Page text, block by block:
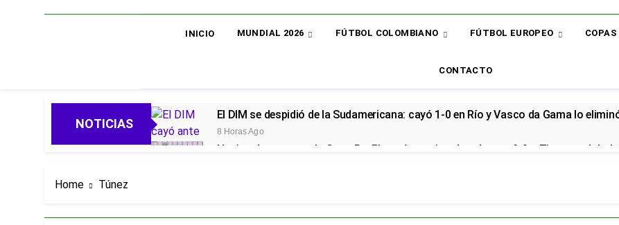
INICIO MUNDIAL 2026 FÚTBOL COLOMBIANO FÚTBOL EUROPEO COPAS
CONTACTO
NOTICIAS
El DIM se despidió de la Sudamericana: cayó 1-0 en Río y Vasco da Gama lo
8 Horas Ago
Nacional avanza en la Copa BetPlay y Armani vuelve al arco: 2-0 a Tigres y global
Piero Hincapié, oficial en el Arsenal: el sudamericano se queda en el campeón de la
Home Túnez